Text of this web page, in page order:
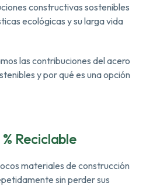
constructivas sostenibles
ecológicas y su larga vida
las contribuciones del acero
y por qué es una opción
Reciclable
materiales de construcción
sin perder sus